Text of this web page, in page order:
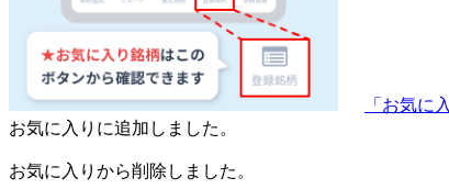
「お気に
お気に入りに追加しました。
お気に入りから削除しました。